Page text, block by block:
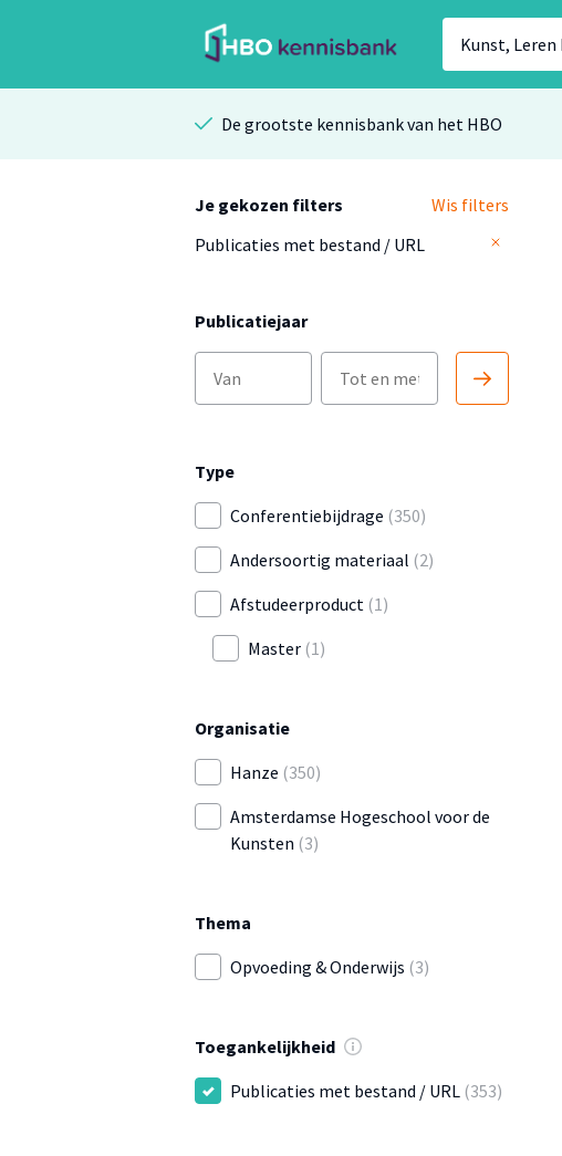
De grootste kennisbank van het HBO
Je gekozen filters
Wis filters
Publicaties met bestand / URL
Publicatiejaar
Type
Conferentiebijdrage (350)
Andersoortig materiaal (2)
Afstudeerproduct (1)
Master (1)
Organisatie
Hanze (350)
Amsterdamse Hogeschool voor de
Kunsten (3)
Thema
Opvoeding & Onderwijs (3)
Toegankelijkheid
Publicaties met bestand / URL (353)